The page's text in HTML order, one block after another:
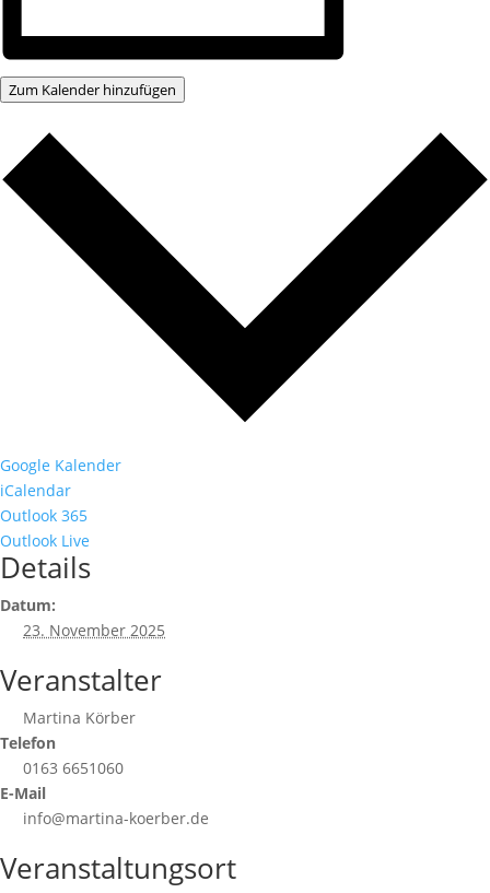
Zum Kalender hinzufügen
Google Kalender
iCalendar
Outlook 365
Outlook Live
Details
Datum:
23. November 2025
Veranstalter
Martina Körber
Telefon
0163 6651060
E-Mail
info@martina-koerber.de
Veranstaltungsort